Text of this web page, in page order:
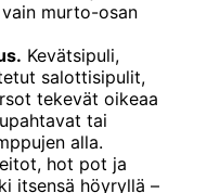
murto-osan
Kevätsipuli,
salottisipulit,
tekevät oikeaa
tai
alla.
hot pot ja
itsensä höyryllä –